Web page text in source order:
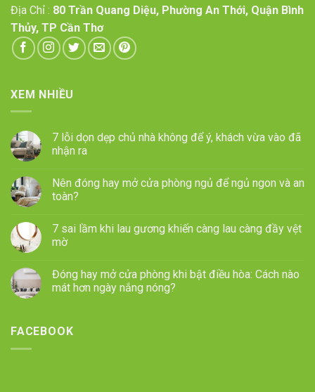
Địa Chỉ : 80 Trần Quang Diệu, Phường An Thới, Quận Bình
Thủy, TP Cần Thơ
XEM NHIỀU
7 lỗi dọn dẹp chủ nhà không để ý, khách vừa vào đã
nhận ra
Nên đóng hay mở cửa phòng ngủ để ngủ ngon và an
toàn?
7 sai lầm khi lau gương khiến càng lau càng đầy vệt
mờ
Đóng hay mở cửa phòng khi bật điều hòa: Cách nào
mát hơn ngày nắng nóng?
FACEBOOK